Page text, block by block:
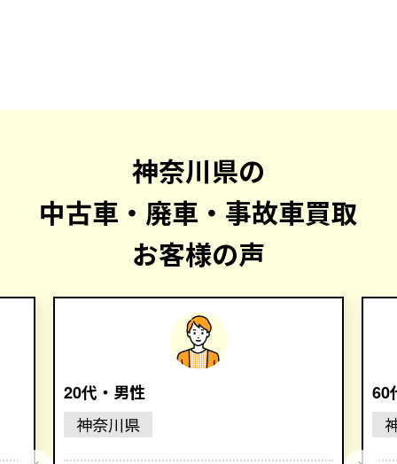
神奈川県の
中古車・廃車・事故車買取
お客様の声
20代・男性
神奈川県
60